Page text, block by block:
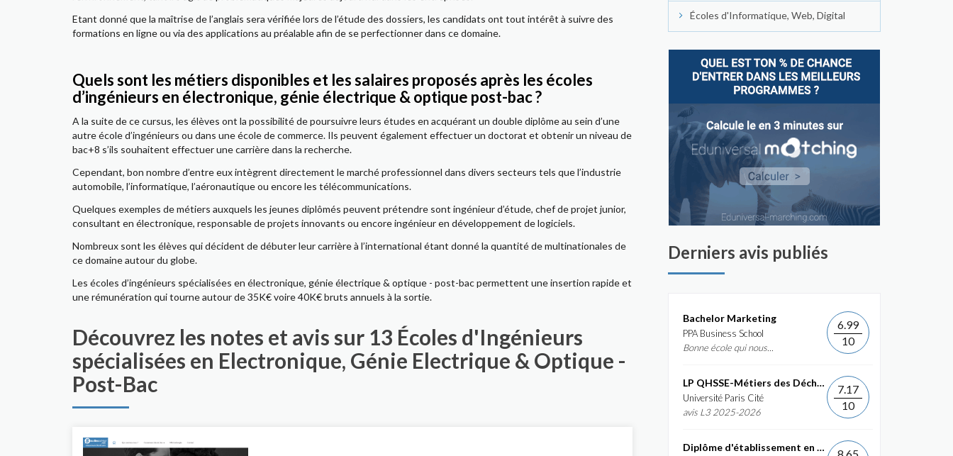
Etant donné que la maîtrise de l’anglais sera vérifiée lors de l’étude des dossiers, les candidats ont tout intérêt à suivre des
formations en ligne ou via des applications au préalable afin de se perfectionner dans ce domaine.
Quels sont les métiers disponibles et les salaires proposés après les écoles
d’ingénieurs en électronique, génie électrique & optique post-bac ?
A la suite de ce cursus, les élèves ont la possibilité de poursuivre leurs études en acquérant un double diplôme au sein d’une
autre école d’ingénieurs ou dans une école de commerce. Ils peuvent également effectuer un doctorat et obtenir un niveau de
bac+8 s’ils souhaitent effectuer une carrière dans la recherche.
Cependant, bon nombre d’entre eux intègrent directement le marché professionnel dans divers secteurs tels que l’industrie
automobile, l’informatique, l’aéronautique ou encore les télécommunications.
Quelques exemples de métiers auxquels les jeunes diplômés peuvent prétendre sont ingénieur d’étude, chef de projet junior,
consultant en électronique, responsable de projets innovants ou encore ingénieur en développement de logiciels.
Nombreux sont les élèves qui décident de débuter leur carrière à l’international étant donné la quantité de multinationales de
ce domaine autour du globe.
Les écoles d’ingénieurs spécialisées en électronique, génie électrique & optique - post-bac permettent une insertion rapide et
une rémunération qui tourne autour de 35K€ voire 40K€ bruts annuels à la sortie.
Découvrez les notes et avis sur 13 Écoles d'Ingénieurs
spécialisées en Electronique, Génie Electrique & Optique -
Post-Bac
Écoles d'Informatique, Web, Digital
Derniers avis publiés
Bachelor Marketing
PPA Business School
Bonne école qui nous...
6.99
10
LP QHSSE-Métiers des Déchets et de...
Université Paris Cité
avis L3 2025-2026
7.17
10
Diplôme d'établissement en Commerce International et...